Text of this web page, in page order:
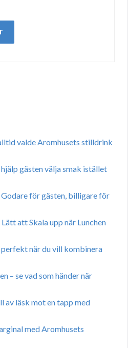
valde Aromhusets stilldrink
gästen välja smak istället
för gästen, billigare för
att Skala upp när Lunchen
när du vill kombinera
– se vad som händer när
av läsk mot en tapp med
med Aromhusets